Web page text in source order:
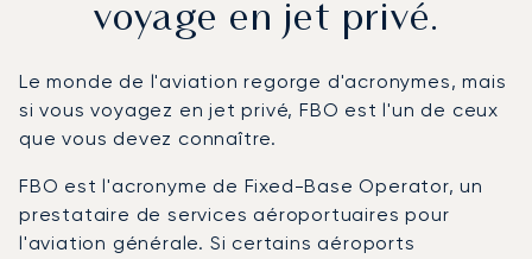
voyage en jet privé.
Le monde de l'aviation regorge d'acronymes, mais
si vous voyagez en jet privé, FBO est l'un de ceux
que vous devez connaître.
FBO est l'acronyme de Fixed-Base Operator, un
prestataire de services aéroportuaires pour
l'aviation générale. Si certains aéroports